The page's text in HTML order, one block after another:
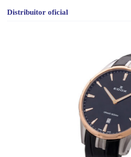
Distribuitor oficial